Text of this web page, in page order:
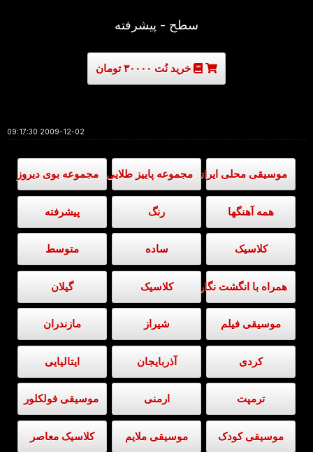
سطح - پیشرفته
خرید نُت ۳۰۰۰۰ تومان
2009-12-02 09:17:30
موسیقی محلی ایرانی مجموعه پاییز طلایی مجموعه بوی دیروز
همه آهنگها رنگ پیشرفته
کلاسیک ساده متوسط
همراه با انگشت نگاری کلاسیک گیلان
موسیقی فیلم شیراز مازندران
کردی آذربایجان ایتالیایی
ترمپت ارمنی موسیقی فولکلور
موسیقی کودک موسیقی ملایم کلاسیک معاصر